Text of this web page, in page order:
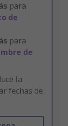
para
de
para
de
la
fechas de